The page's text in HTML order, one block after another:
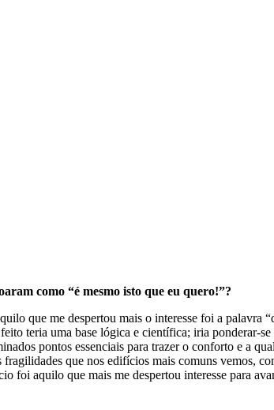
como “é mesmo isto que eu quero!”?
que me despertou mais o interesse foi a palavra
teria uma base lógica e científica; iria ponderar-
pontos essenciais para trazer o conforto e a
que nos edifícios mais comuns vemos,
foi aquilo que mais me despertou interesse para